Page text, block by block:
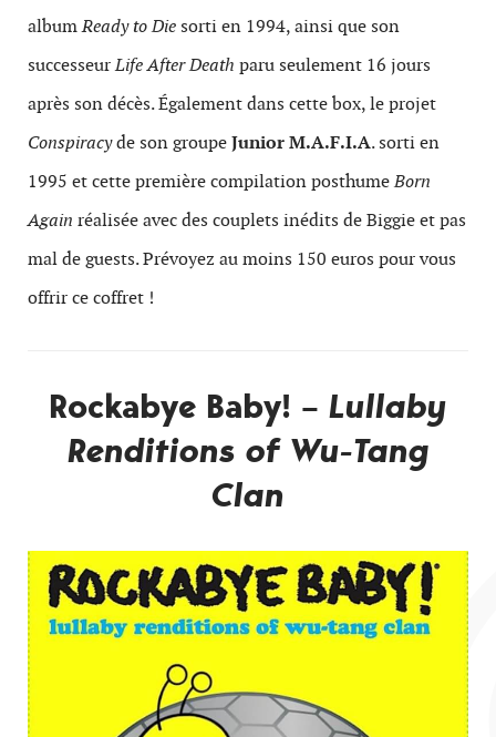
albumReady to Die sorti en 1994, ainsi que son
successeurLife After Death paru seulement 16 jours
après son décès. Également dans cette box, le projet
Conspiracyde son groupeJuniorM.A.F.I.A. sorti en
1995 et cette première compilation posthumeBorn
Again réalisée avec des couplets inédits de Biggie et pas
mal de guests. Prévoyez au moins 150 euros pour vous
offrir ce coffret !
Rockabye Baby! – Lullaby
Renditions of Wu-Tang
Clan